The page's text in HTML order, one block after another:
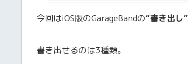
今回はiOS版のGarageBandの“書き出し”
書き出せるのは3種類。